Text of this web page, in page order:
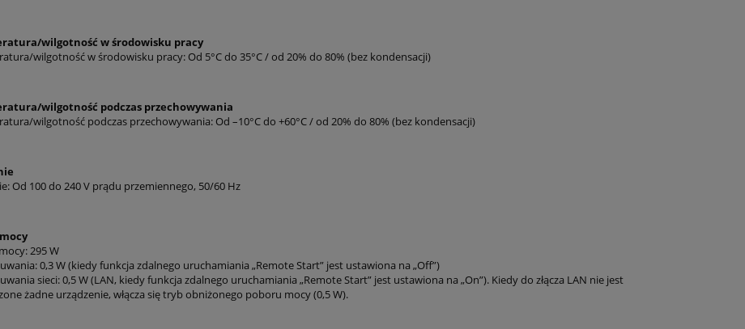
wilgotność w środowisku pracy
wilgotność w środowisku pracy: Od 5°C do 35°C / od 20% do 80% (bez kondensacji)
wilgotność podczas przechowywania
wilgotność podczas przechowywania: Od –10°C do +60°C / od 20% do 80% (bez kondensacji)
Od 100 do 240 V prądu przemiennego, 50/60 Hz
295 W
0,3 W (kiedy funkcja zdalnego uruchamiania „Remote Start” jest ustawiona na „Off”)
sieci: 0,5 W (LAN, kiedy funkcja zdalnego uruchamiania „Remote Start” jest ustawiona na „On”). Kiedy do złącza LAN nie jest
żadne urządzenie, włącza się tryb obniżonego poboru mocy (0,5 W).